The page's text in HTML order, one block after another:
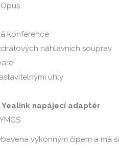
konference
náhlavních souprav
úhly
napájecí adaptér
výkonným čipem a má